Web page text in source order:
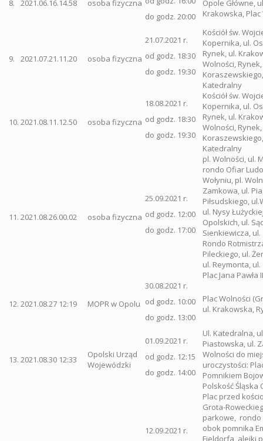
8. 2021.06.16.14.58 osoba fizyczna
do godz. 20:00
Opole Główne,
Krakowska, Plac
9. 2021.07.21.11.20 osoba fizyczna
21.07.2021 r.
od godz. 18:30
do godz. 19:30
Kościół św.
Kopernika, ul.
Rynek, ul.
Wolności,
Katedralny
10. 2021.08.11.12.50 osoba fizyczna
18.08.2021 r.
od godz. 18:30
do godz. 19:30
Kościół św.
Kopernika, ul.
Rynek, ul.
Wolności,
Katedralny
11. 2021.08.26.00.02 osoba fizyczna
25.09.2021 r.
od godz. 12:00
do godz. 17:00
pl. Wolności, ul.
rondo Ofiar
Wołyniu, pl.
Zamkowa, ul.
Piłsudskiego,
ul. Nysy
Opolskich, ul.
Sienkiewicza,
Rondo
Pileckiego, ul.
ul. Reymonta,
Plac Jana Pawła
12. 2021.08.27 12:19 MOPR w Opolu
30.08.2021 r.
od godz. 10:00
do godz. 13:00
Plac Wolności
ul. Krakowska,
13. 2021.08.30 12:33
Opolski Urząd
Wojewódzki
01.09.2021 r.
od godz. 12:15
do godz. 14:00
Ul. Katedralna,
Piastowska, ul.
Wolności do
uroczystości:
Pomnikiem
Polskość Śląska
12.09.2021 r.
Plac przed
Grota-
parkowe,
obok pomnika
Fieldorfa, alejki